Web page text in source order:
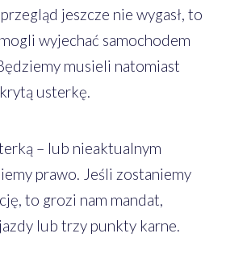
jeszcze nie wygasł, to
wyjechać samochodem
musieli natomiast
usterkę.
– lub nieaktualnym
prawo. Jeśli zostaniemy
to grozi nam mandat,
lub trzy punkty karne.